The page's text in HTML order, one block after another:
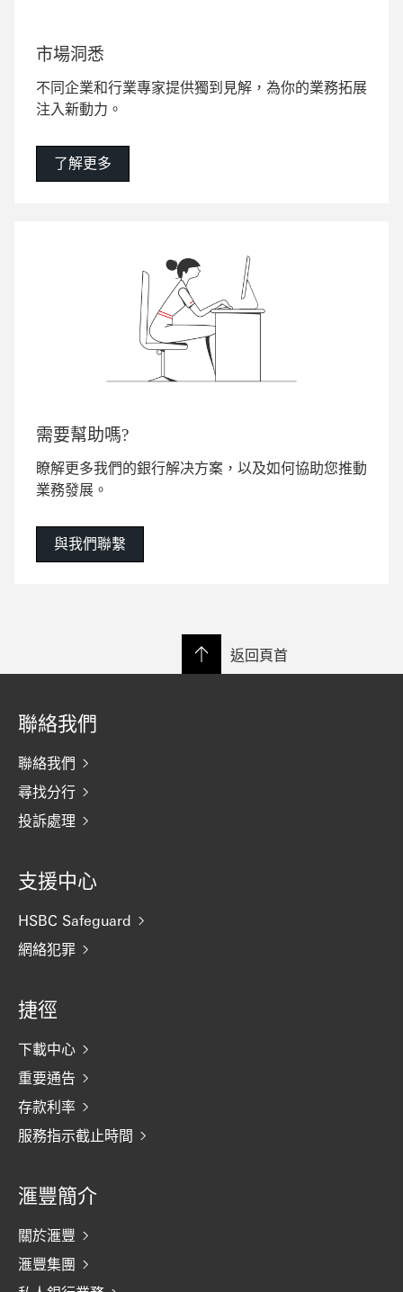
市場洞悉
不同企業和行業專家提供獨到見解，為你的業務拓展
注入新動力。
了解更多
需要幫助嗎?
瞭解更多我們的銀行解决方案，以及如何協助您推動
業務發展。
與我們聯繫
返回頁首
聯絡我們
聯絡我們
尋找分行
投訴處理
支援中心
HSBC Safeguard
網絡犯罪
捷徑
下載中心
重要通告
存款利率
服務指示截止時間
滙豐簡介
關於滙豐
滙豐集團